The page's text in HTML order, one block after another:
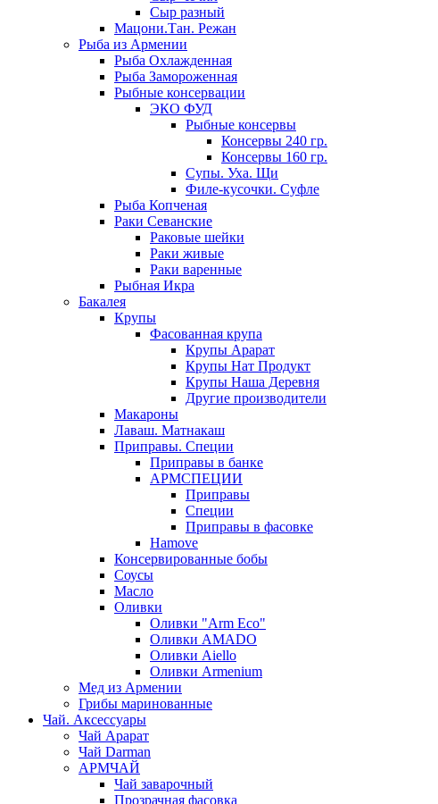
Сыр разный
Мацони.Тан. Режан
Рыба из Армении
Рыба Охлажденная
Рыба Замороженная
Рыбные консервации
ЭКО ФУД
Рыбные консервы
Консервы 240 гр.
Консервы 160 гр.
Супы. Уха. Щи
Филе-кусочки. Суфле
Рыба Копченая
Раки Севанские
Раковые шейки
Раки живые
Раки варенные
Рыбная Икра
Бакалея
Крупы
Фасованная крупа
Крупы Арарат
Крупы Нат Продукт
Крупы Наша Деревня
Другие производители
Макароны
Лаваш. Матнакаш
Приправы. Специи
Приправы в банке
АРМСПЕЦИИ
Приправы
Специи
Приправы в фасовке
Hamove
Консервированные бобы
Соусы
Масло
Оливки
Оливки "Arm Eco"
Оливки AMADO
Оливки Aiello
Оливки Armenium
Мед из Армении
Грибы маринованные
Чай. Аксессуары
Чай Арарат
Чай Darman
АРМЧАЙ
Чай заварочный
Прозрачная фасовка